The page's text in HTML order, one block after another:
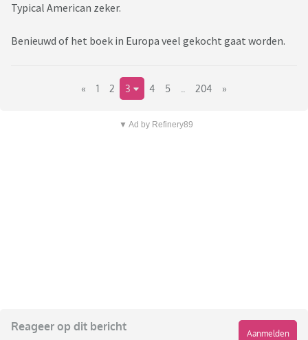
Typical American zeker.
Benieuwd of het boek in Europa veel gekocht gaat worden.
« 1 2 3 4 5 204 »
▼ Ad by Refinery89
Reageer op dit bericht
Aanmelden